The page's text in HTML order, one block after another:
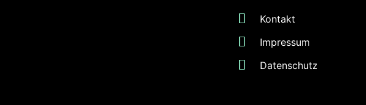
Kontakt
Impressum
Datenschutz